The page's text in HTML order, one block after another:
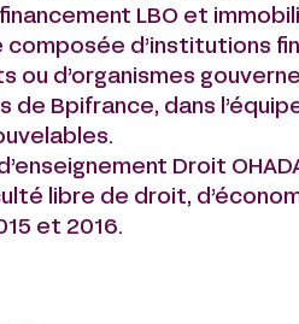
LBO et
composée d’institutions
ou d’organismes
de Bpifrance, dans
Droit
libre de droit,
et 2016.